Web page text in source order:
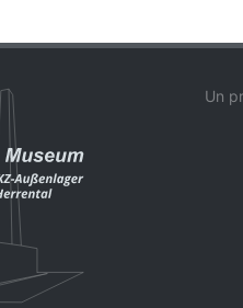
Un